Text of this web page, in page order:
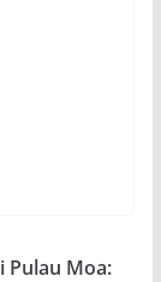
Pulau Moa: